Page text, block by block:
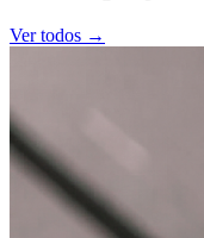
Ver todos →